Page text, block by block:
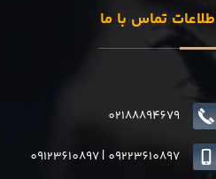
تماس با ما
02188894679
09123610897| 09223610897